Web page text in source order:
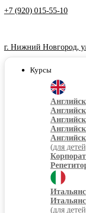
+7 (920) 015-55-10
г. Нижний Новгород,
Курсы
(для
(для